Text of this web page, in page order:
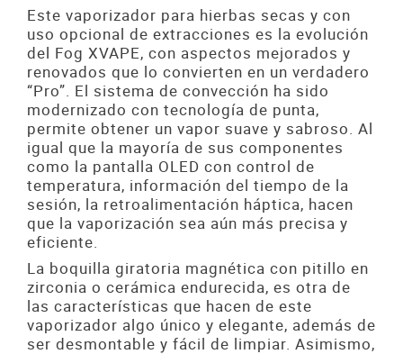
Este vaporizador para hierbas secas y con
uso opcional de extracciones es la evolución
del Fog XVAPE, con aspectos mejorados y
renovados que lo convierten en un verdadero
“Pro”. El sistema de convección ha sido
modernizado con tecnología de punta,
permite obtener un vapor suave y sabroso. Al
igual que la mayoría de sus componentes
como la pantalla OLED con control de
temperatura, información del tiempo de la
sesión, la retroalimentación háptica, hacen
que la vaporización sea aún más precisa y
eficiente.
La boquilla giratoria magnética con pitillo en
zirconia o cerámica endurecida, es otra de
las características que hacen de este
vaporizador algo único y elegante, además de
ser desmontable y fácil de limpiar. Asimismo,